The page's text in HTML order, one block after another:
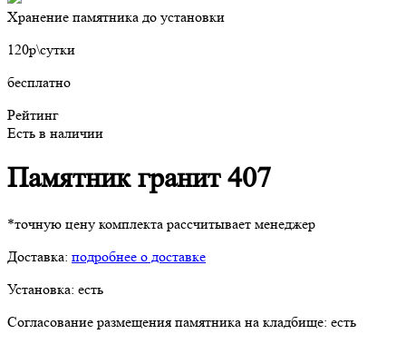
Хранение памятника до установки
120р\сутки
бесплатно
Рейтинг
Есть в наличии
Памятник гранит 407
*точную цену комплекта рассчитывает менеджер
Доставка: подробнее о доставке
Установка: есть
Согласование размещения памятника на кладбище: есть